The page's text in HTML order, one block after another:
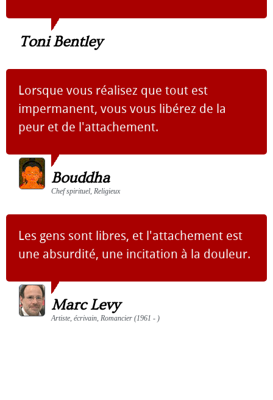
Toni Bentley
Lorsque vous réalisez que tout est
impermanent, vous vous libérez de la
peur et de l'attachement.
Bouddha
Chef spirituel, Religieux
Les gens sont libres, et l'attachement est
une absurdité, une incitation à la douleur.
Marc Levy
Artiste, écrivain, Romancier (1961 - )